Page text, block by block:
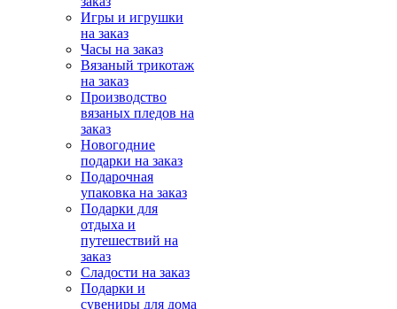
Игры и игрушки
на заказ
Часы на заказ
Вязаный трикотаж
на заказ
Производство
вязаных пледов на
заказ
Новогодние
подарки на заказ
Подарочная
упаковка на заказ
Подарки для
отдыха и
путешествий на
заказ
Сладости на заказ
Подарки и
сувениры для дома